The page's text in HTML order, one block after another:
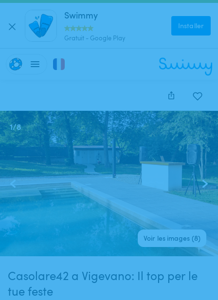
Swimmy
Gratuit - Google Play
Installer
1/8
Voir les images (8)
Casolare42 a Vigevano: Il top per le
tue feste